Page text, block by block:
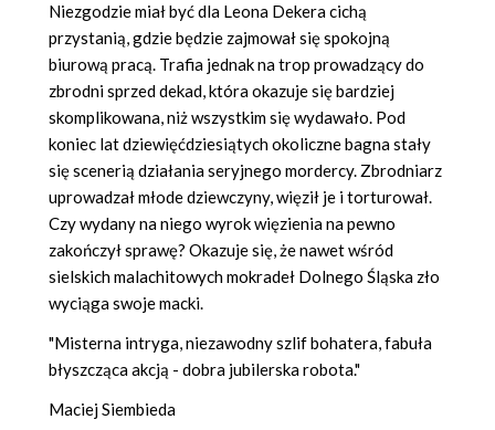
Niezgodzie miał być dla Leona Dekera cichą
przystanią, gdzie będzie zajmował się spokojną
biurową pracą. Trafia jednak na trop prowadzący do
zbrodni sprzed dekad, która okazuje się bardziej
skomplikowana, niż wszystkim się wydawało. Pod
koniec lat dziewięćdziesiątych okoliczne bagna stały
się scenerią działania seryjnego mordercy. Zbrodniarz
uprowadzał młode dziewczyny, więził je i torturował.
Czy wydany na niego wyrok więzienia na pewno
zakończył sprawę? Okazuje się, że nawet wśród
sielskich malachitowych mokradeł Dolnego Śląska zło
wyciąga swoje macki.
"Misterna intryga, niezawodny szlif bohatera, fabuła
błyszcząca akcją - dobra jubilerska robota."
Maciej Siembieda